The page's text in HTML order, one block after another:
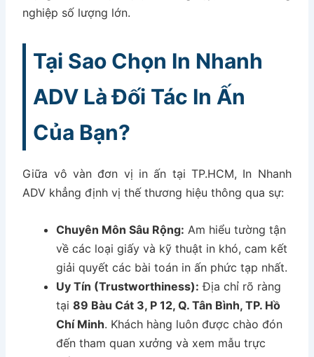
nghiệp số lượng lớn.
Tại Sao Chọn In Nhanh
ADV Là Đối Tác In Ấn
Của Bạn?
Giữa vô vàn đơn vị in ấn tại TP.HCM, In Nhanh
ADV khẳng định vị thế thương hiệu thông qua sự:
Chuyên Môn Sâu Rộng: Am hiểu tường tận
về các loại giấy và kỹ thuật in khó, cam kết
giải quyết các bài toán in ấn phức tạp nhất.
Uy Tín (Trustworthiness): Địa chỉ rõ ràng
tại89 Bàu Cát 3, P 12, Q. Tân Bình, TP. Hồ
Chí Minh. Khách hàng luôn được chào đón
đến tham quan xưởng và xem mẫu trực